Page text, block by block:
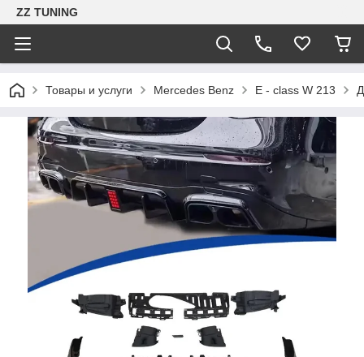
ZZ TUNING
Товары и услуги Mercedes Benz E - class W 213